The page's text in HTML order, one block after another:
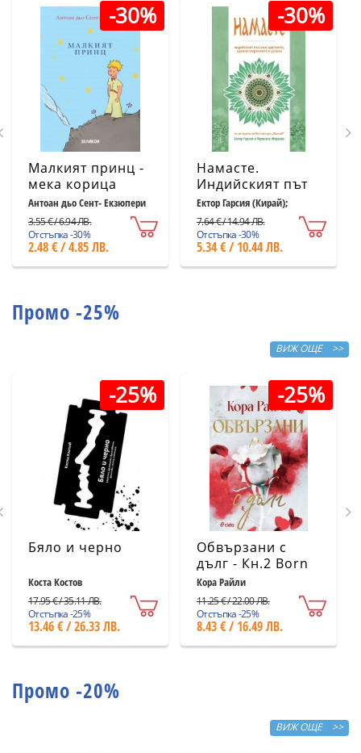
-30%
Малкият принц -
мека корица
светлосиня
Антоан дьо Сент- Екзюпери
3.55 € / 6.94 ЛВ.
Отстъпка -30%
2.48 € / 4.85 ЛВ.
-30%
Намасте.
Индийският път
към щастието,
удовлетворението
и успеха
Ектор Гарсия (Кирай);
7.64 € / 14.94 ЛВ.
Отстъпка -30%
5.34 € / 10.44 ЛВ.
Промо -25%
ВИЖ ОЩЕ >>
-25%
Бяло и черно
Коста Костов
17.95 € / 35.11 ЛВ.
Отстъпка -25%
13.46 € / 26.33 ЛВ.
-25%
Обвързани с
дълг - Кн.2 Born
in Blood Mafia
Chronicles
Кора Райли
11.25 € / 22.00 ЛВ.
Отстъпка -25%
8.43 € / 16.49 ЛВ.
Промо -20%
ВИЖ ОЩЕ >>